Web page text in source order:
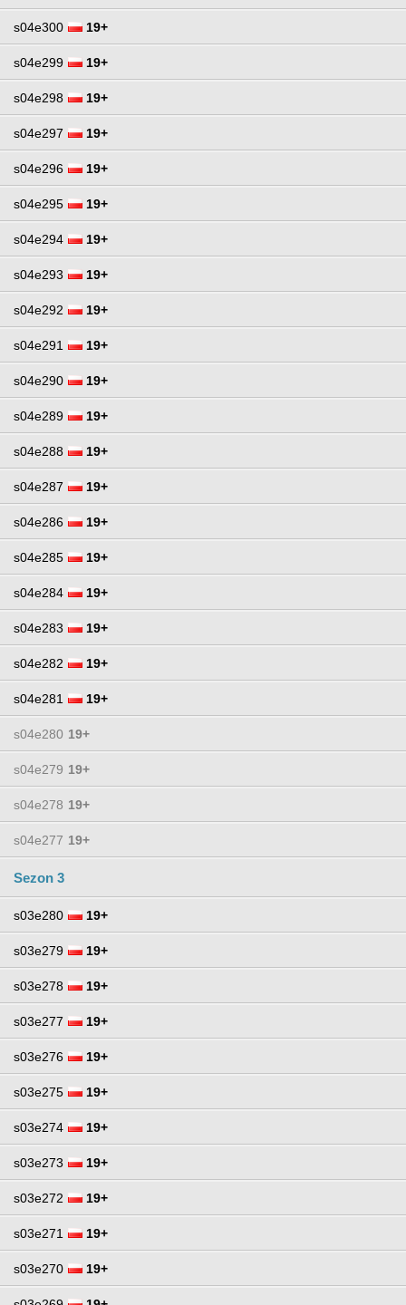
s04e300 19+
s04e299 19+
s04e298 19+
s04e297 19+
s04e296 19+
s04e295 19+
s04e294 19+
s04e293 19+
s04e292 19+
s04e291 19+
s04e290 19+
s04e289 19+
s04e288 19+
s04e287 19+
s04e286 19+
s04e285 19+
s04e284 19+
s04e283 19+
s04e282 19+
s04e281 19+
s04e280 19+
s04e279 19+
s04e278 19+
s04e277 19+
Sezon 3
s03e280 19+
s03e279 19+
s03e278 19+
s03e277 19+
s03e276 19+
s03e275 19+
s03e274 19+
s03e273 19+
s03e272 19+
s03e271 19+
s03e270 19+